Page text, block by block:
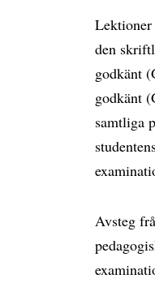
Lektioner
den
godkänt
godkänt
samtliga
Avsteg